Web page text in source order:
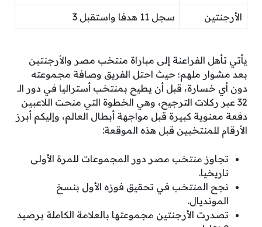
الأرجنتين سجل 11 هدفا واستقبل 3
يأتي تأهل الفراعنة إلى مباراة منتخب مصر والأرجنتين
بعد مشوار ملهم؛ حيث احتل الفريق وصافة مجموعته
دون أي خسارة، قبل أن يطيح بمنتخب أستراليا في دور الـ
32 عبر ركلات الترجيح، وهي الخطوة التي منحت اللاعبين
دفعة معنوية كبيرة قبل مواجهة أبطال العالم، وإليكم أبرز
الأرقام للمنتخبين قبل هذه الموقعة:
تجاوز منتخب مصر دور المجموعات للمرة الأولى
تاريخيا.
نجح المنتخب في تحقيق فوزه الأول بنسخ
المونديال.
تصدرت الأرجنتين مجموعتها بالعلامة الكاملة برصيد